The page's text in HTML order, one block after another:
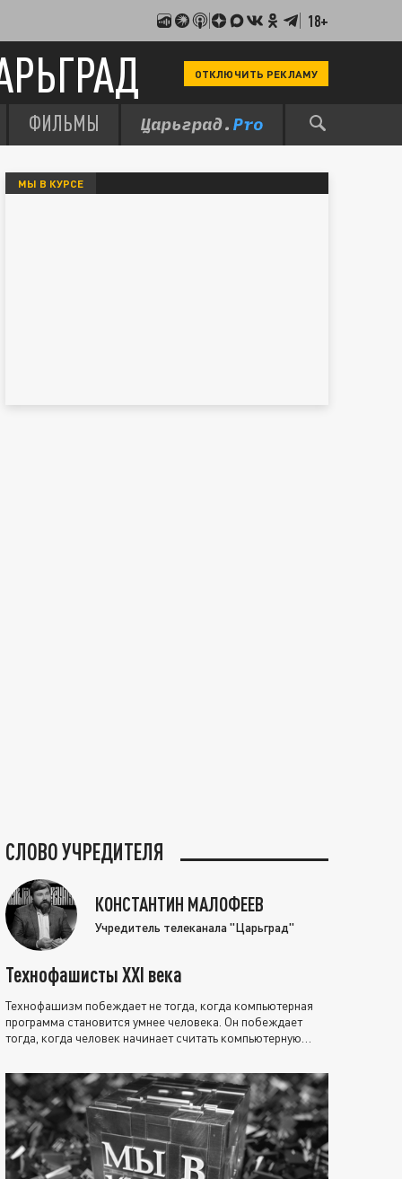
18+
ОТКЛЮЧИТЬ РЕКЛАМУ
ФИЛЬМЫ
МЫ В КУРСЕ
СЛОВО УЧРЕДИТЕЛЯ
КОНСТАНТИН МАЛОФЕЕВ
Учредитель телеканала "Царьград"
Технофашисты XXI века
Технофашизм побеждает не тогда, когда компьютерная
программа становится умнее человека. Он побеждает
тогда, когда человек начинает считать компьютерную